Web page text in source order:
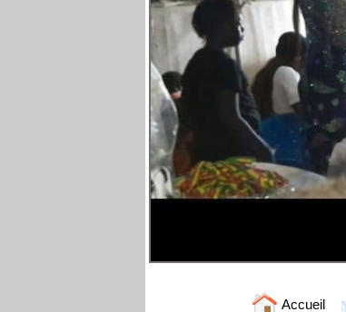
Accueil